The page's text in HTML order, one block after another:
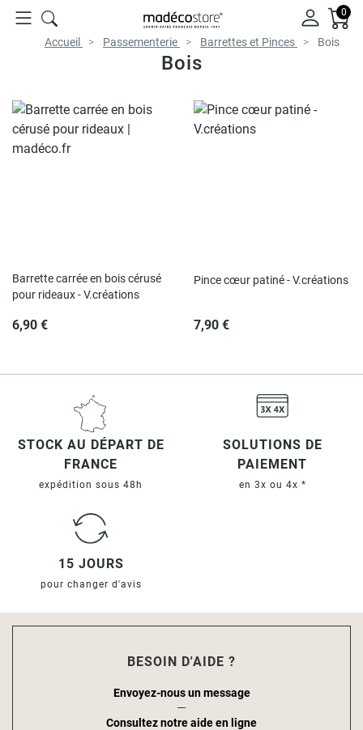
0
Accueil Passementerie Barrettes et Pinces Bois
Bois
Barrette carrée en bois cérusé
pour rideaux - V.créations
6,90 €
Pince cœur patiné - V.créations
7,90 €
STOCK AU DÉPART DE
FRANCE
expédition sous 48h
SOLUTIONS DE
PAIEMENT
en 3x ou 4x *
15 JOURS
pour changer d'avis
BESOIN D'AIDE ?
Envoyez-nous un message
Consultez notre aide en ligne